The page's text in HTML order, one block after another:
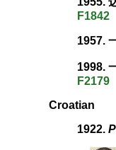
F1842
1957.
1998.
F2179
Croatian
1922.